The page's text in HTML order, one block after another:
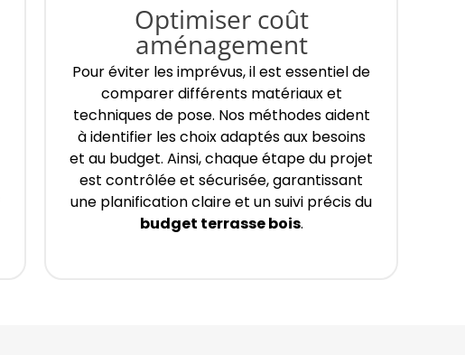
Optimiser coût
aménagement
Pour éviter les imprévus, il est essentiel de
comparer différents matériaux et
techniques de pose. Nos méthodes aident
à identifier les choix adaptés aux besoins
et au budget. Ainsi, chaque étape du projet
est contrôlée et sécurisée, garantissant
une planification claire et un suivi précis du
budget terrasse bois.